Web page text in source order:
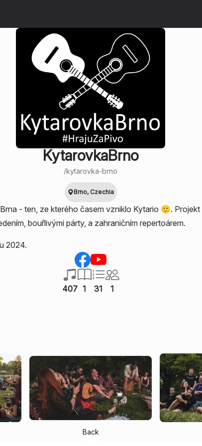
KytarovkaBrno
/kytarovka-brno
Brno, Czechia
- ten, ze kterého časem vzniklo Kytario 🙂.
bouřlivými párty, a zahraničním repertoárem.
2024.
407 1 31 1
Back